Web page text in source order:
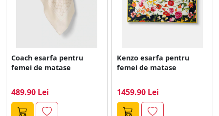
Coach esarfa pentru
femei de matase
489.90 Lei
Kenzo esarfa pentru
femei de matase
1459.90 Lei